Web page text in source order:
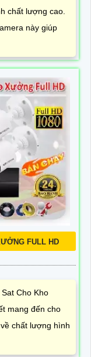
chất lượng cao.
này giúp
FULL HD
Cho Kho
mang đến cho
chất lượng hình